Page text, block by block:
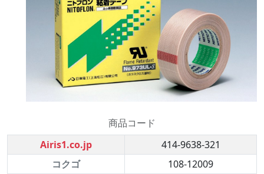
商品コード
Airis1.co.jp
414-9638-321
コクゴ
108-12009